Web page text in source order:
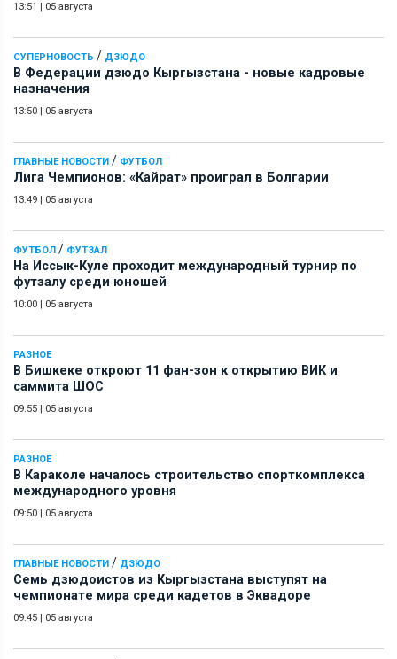
13:51 05 августа
СУПЕРНОВОСТЬ / ДЗЮДО
В Федерации дзюдо Кыргызстана - новые кадровые
назначения
13:50 05 августа
ГЛАВНЫЕ НОВОСТИ / ФУТБОЛ
Лига Чемпионов: «Кайрат» проиграл в Болгарии
13:49 05 августа
ФУТБОЛ / ФУТЗАЛ
На Иссык-Куле проходит международный турнир по
футзалу среди юношей
10:00 05 августа
РАЗНОЕ
В Бишкеке откроют 11 фан-зон к открытию ВИК и
саммита ШОС
09:55 05 августа
РАЗНОЕ
В Караколе началось строительство спорткомплекса
международного уровня
09:50 05 августа
ГЛАВНЫЕ НОВОСТИ / ДЗЮДО
Семь дзюдоистов из Кыргызстана выступят на
чемпионате мира среди кадетов в Эквадоре
09:45 05 августа